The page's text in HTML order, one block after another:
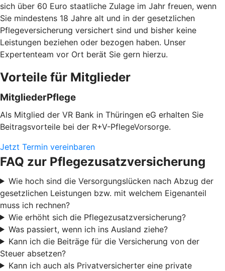
sich über 60 Euro staatliche Zulage im Jahr freuen, wenn
Sie mindestens 18 Jahre alt und in der gesetzlichen
Pflegeversicherung versichert sind und bisher keine
Leistungen beziehen oder bezogen haben. Unser
Expertenteam vor Ort berät Sie gern hierzu.
Vorteile für Mitglieder
MitgliederPflege
Als Mitglied der VR Bank in Thüringen eG erhalten Sie
Beitragsvorteile bei der R+V-PflegeVorsorge.
Jetzt Termin vereinbaren
FAQ zur Pflegezusatzversicherung
Wie hoch sind die Versorgungslücken nach Abzug der
gesetzlichen Leistungen bzw. mit welchem Eigenanteil
muss ich rechnen?
Wie erhöht sich die Pflegezusatzversicherung?
Was passiert, wenn ich ins Ausland ziehe?
Kann ich die Beiträge für die Versicherung von der
Steuer absetzen?
Kann ich auch als Privatversicherter eine private